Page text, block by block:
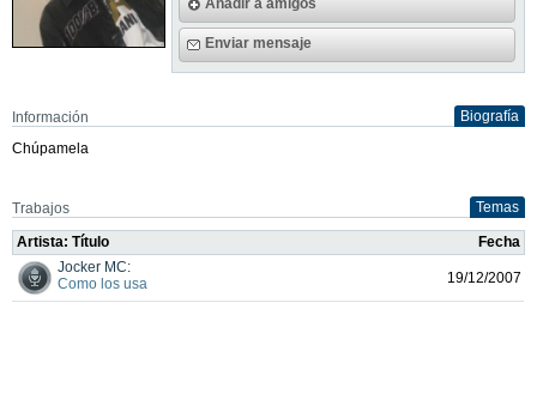
Enviar mensaje
Información
Biografía
Chúpamela
Trabajos Temas
Artista: Título
Fecha
Jocker MC:
Como los usa
19/12/2007